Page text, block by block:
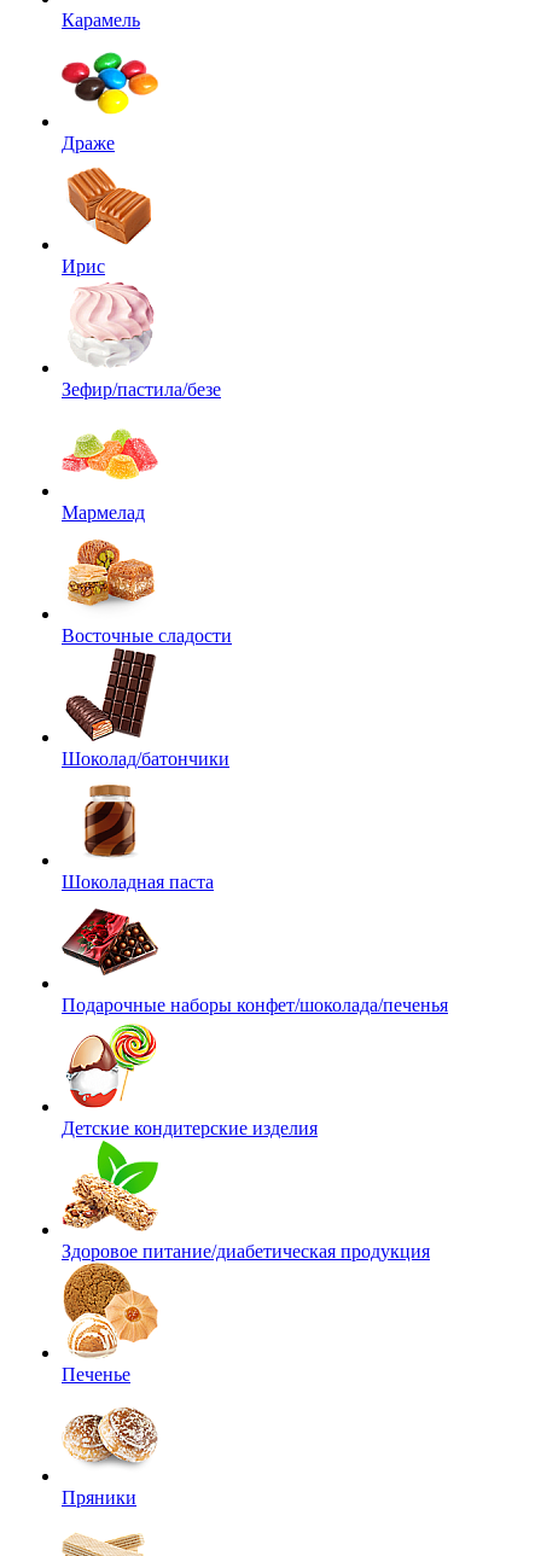
Карамель
Драже
Ирис
Зефир/пастила/безе
Мармелад
Восточные сладости
Шоколад/батончики
Шоколадная паста
Подарочные наборы конфет/шоколада/печенья
Детские кондитерские изделия
Здоровое питание/диабетическая продукция
Печенье
Пряники